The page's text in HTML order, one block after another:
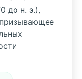
до н. э.),